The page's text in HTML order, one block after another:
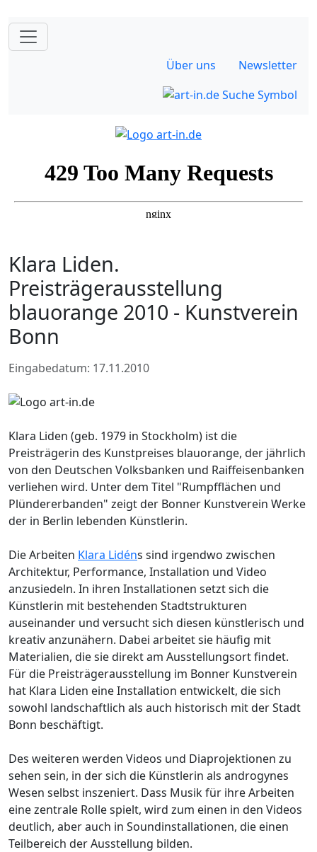
Über uns Newsletter
Klara Liden.
Preisträgerausstellung
blauorange 2010 - Kunstverein
Bonn
Eingabedatum: 17.11.2010
Klara Liden (geb. 1979 in Stockholm) ist die
Preisträgerin des Kunstpreises blauorange, der jährlich
von den Deutschen Volksbanken und Raiffeisenbanken
verliehen wird. Unter dem Titel "Rumpfflächen und
Plündererbanden" zeigt der Bonner Kunstverein Werke
der in Berlin lebenden Künstlerin.
Die Arbeiten Klara Lidéns sind irgendwo zwischen
Architektur, Performance, Installation und Video
anzusiedeln. In ihren Installationen setzt sich die
Künstlerin mit bestehenden Stadtstrukturen
auseinander und versucht sich diesen künstlerisch und
kreativ anzunähern. Dabei arbeitet sie häufig mit
Materialien, die sie direkt am Ausstellungsort findet.
Für die Preisträgerausstellung im Bonner Kunstverein
hat Klara Liden eine Installation entwickelt, die sich
sowohl landschaftlich als auch historisch mit der Stadt
Bonn beschäftigt.
Des weiteren werden Videos und Diaprojektionen zu
sehen sein, in der sich die Künstlerin als androgynes
Wesen selbst inszeniert. Dass Musik für ihre Arbeiten
eine zentrale Rolle spielt, wird zum einen in den Videos
deutlich, aber auch in Soundinstallationen, die einen
Teilbereich der Ausstellung bilden.